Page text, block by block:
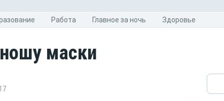
Pабота Главное за ночь Здоровье
маски